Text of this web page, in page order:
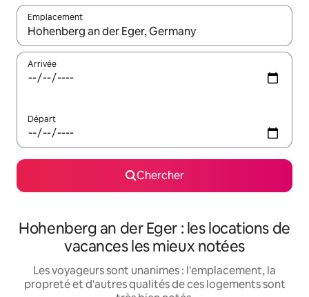
Emplacement
Quand les résultats sont affichés, parcourez-les en utilisant
Arrivée
Départ
Chercher
Hohenberg an der Eger : les locations de
vacances les mieux notées
Les voyageurs sont unanimes : l'emplacement, la
propreté et d'autres qualités de ces logements sont